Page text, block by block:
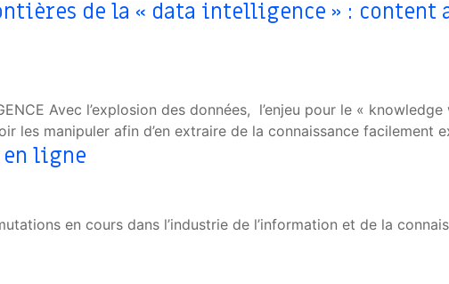
de la « data intelligence » :
Avec l’explosion des données, l’enjeu pour le «
les manipuler afin d’en extraire de la connaissance facilement
en ligne
en cours dans l’industrie de l’information et de la